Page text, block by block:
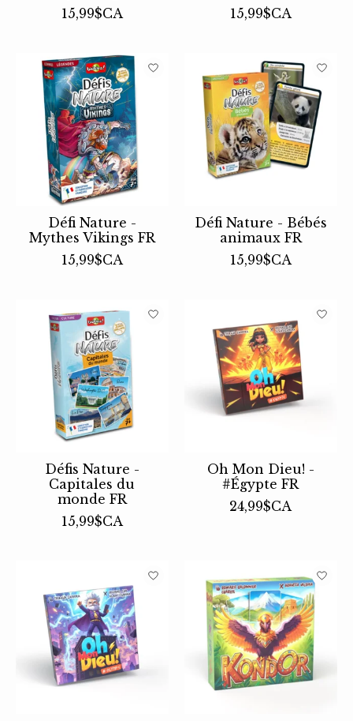
15,99$CA
15,99$CA
Défi Nature -
Mythes Vikings FR
15,99$CA
Défi Nature - Bébés
animaux FR
15,99$CA
Défis Nature -
Capitales du
monde FR
15,99$CA
Oh Mon Dieu! -
#Égypte FR
24,99$CA